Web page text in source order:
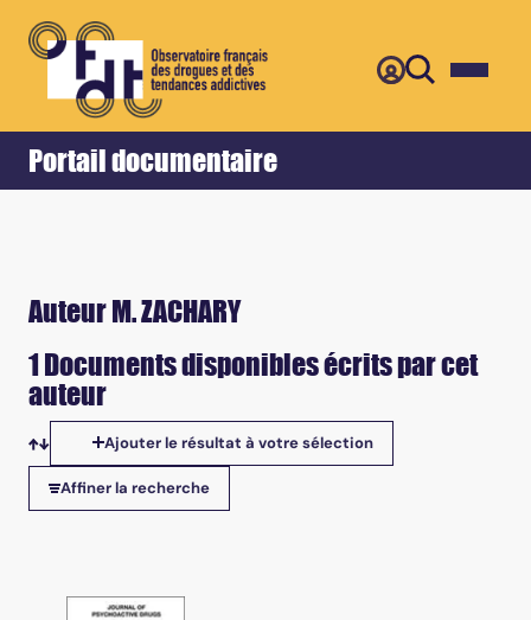
Portail documentaire
Accueil Retour
Auteur M. ZACHARY
1 Documents disponibles écrits par cet
auteur
Tris disponibles
Ajouter le résultat à votre sélection
Affiner la recherche